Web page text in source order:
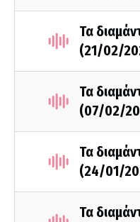
Τα
(21/02/
Τα
(07/02/
Τα
(24/01/
Τα